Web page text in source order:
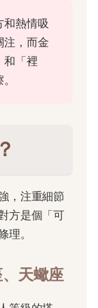
和熱情吸
注，而金
和「裡
，注重細節
方是個「可
。
天蠍座